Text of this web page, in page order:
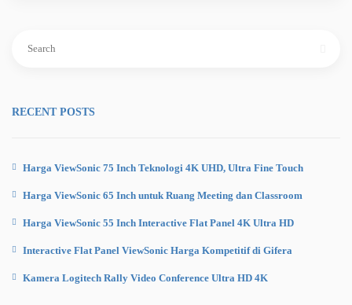
RECENT POSTS
Harga ViewSonic 75 Inch Teknologi 4K UHD, Ultra Fine Touch
Harga ViewSonic 65 Inch untuk Ruang Meeting dan Classroom
Harga ViewSonic 55 Inch Interactive Flat Panel 4K Ultra HD
Interactive Flat Panel ViewSonic Harga Kompetitif di Gifera
Kamera Logitech Rally Video Conference Ultra HD 4K